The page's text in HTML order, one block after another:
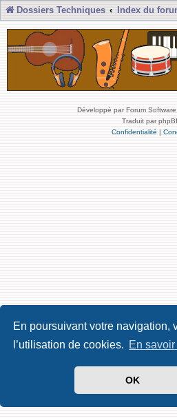
En poursuivant votre navigation,
l’utilisation de cookies. En
OK
Dossiers Techniques Index du
Développé par Forum
Traduit par
Confidentialité |